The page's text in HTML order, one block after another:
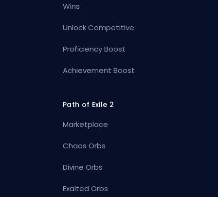
Wins
Unlock Competitive
Proficiency Boost
Achievement Boost
Path of Exile 2
Marketplace
Chaos Orbs
Divine Orbs
Exalted Orbs